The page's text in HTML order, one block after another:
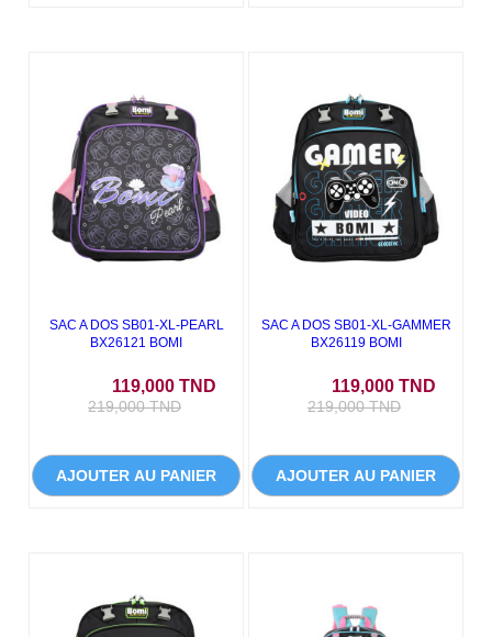
SAC A DOS SB01-XL-PEARL
BX26121 BOMI
119,000 TNDPrix de base
219,000 TND
AJOUTER AU PANIER
SAC A DOS SB01-XL-GAMMER
BX26119 BOMI
119,000 TNDPrix
219,000 TND
AJOUTER AU PANIER